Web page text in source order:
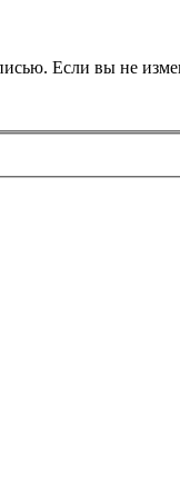
Если вы не